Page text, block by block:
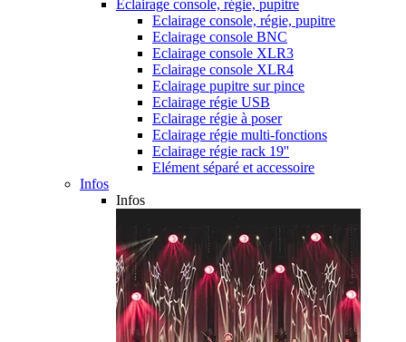
Eclairage console, régie, pupitre
Eclairage console, régie, pupitre
Eclairage console BNC
Eclairage console XLR3
Eclairage console XLR4
Eclairage pupitre sur pince
Eclairage régie USB
Eclairage régie à poser
Eclairage régie multi-fonctions
Eclairage régie rack 19''
Elément séparé et accessoire
Infos
Infos